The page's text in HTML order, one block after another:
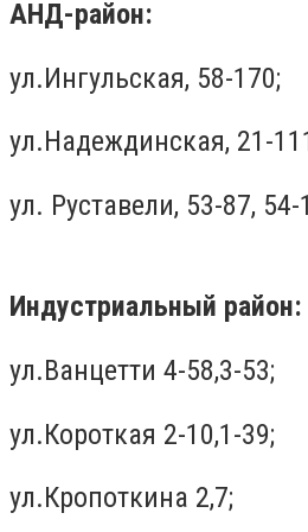
АНД-район:
ул.Ингульская, 58-170;
ул.Надеждинская, 21-
ул. Руставели, 53-87,
Индустриальный район:
ул.Ванцетти 4-58,3-53;
ул.Короткая 2-10,1-39;
ул.Кропоткина 2,7;